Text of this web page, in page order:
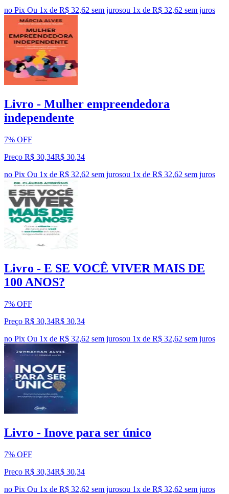
no Pix Ou 1x de R$ 32,62 sem jurosou 1x de R$ 32,62 sem juros
Livro - Mulher empreendedora
independente
7% OFF
Preço R$ 30,34R$ 30,34
no Pix Ou 1x de R$ 32,62 sem jurosou 1x de R$ 32,62 sem juros
Livro - E SE VOCÊ VIVER MAIS DE
100 ANOS?
7% OFF
Preço R$ 30,34R$ 30,34
no Pix Ou 1x de R$ 32,62 sem jurosou 1x de R$ 32,62 sem juros
Livro - Inove para ser único
7% OFF
Preço R$ 30,34R$ 30,34
no Pix Ou 1x de R$ 32,62 sem jurosou 1x de R$ 32,62 sem juros